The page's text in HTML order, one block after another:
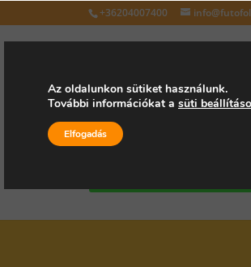
+36204007400
Válasszon oldalt
Az oldalunkon sütiket használunk.
További információkat a süti
Elfogadás